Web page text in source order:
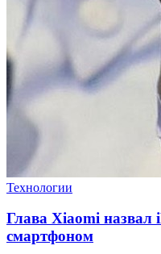
Технологии
Глава Xiaomi
смартфоном